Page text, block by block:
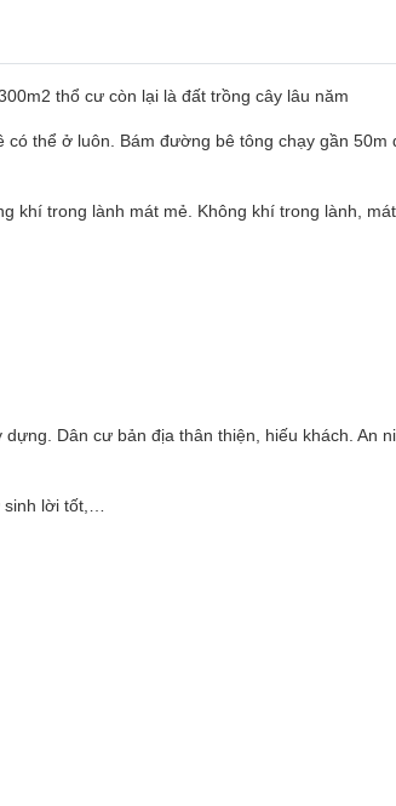
thổ cư còn lại là đất trồng cây lâu năm
thể ở luôn. Bám đường bê tông chạy gần 50m
khí trong lành mát mẻ. Không khí trong lành,
Dân cư bản địa thân thiện, hiếu khách. An
lời tốt,…